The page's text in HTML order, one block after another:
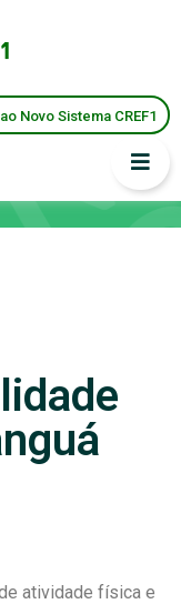
Novo Sistema CREF1
atividade física e